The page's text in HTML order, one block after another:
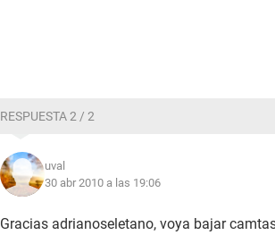
RESPUESTA 2 / 2
uval
30 abr 2010 a las 19:06
Gracias adrianoseletano, voya bajar